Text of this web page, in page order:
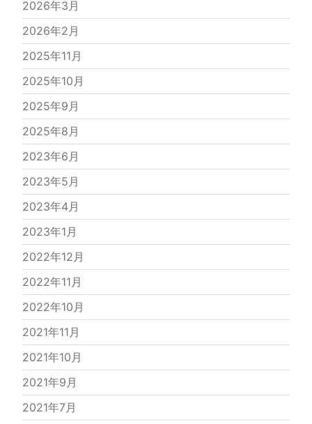
2026年3月
2026年2月
2025年11月
2025年10月
2025年9月
2025年8月
2023年6月
2023年5月
2023年4月
2023年1月
2022年12月
2022年11月
2022年10月
2021年11月
2021年10月
2021年9月
2021年7月